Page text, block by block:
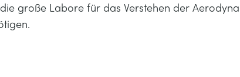
große Labore für das Verstehen der